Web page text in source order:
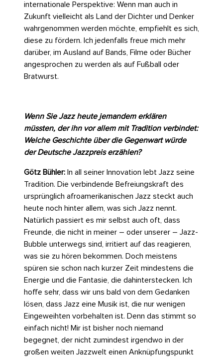
internationale Perspektive: Wenn man auch in
Zukunft vielleicht als Land der Dichter und Denker
wahrgenommen werden möchte, empfiehlt es sich,
diese zu fördern. Ich jedenfalls freue mich mehr
darüber, im Ausland auf Bands, Filme oder Bücher
angesprochen zu werden als auf Fußball oder
Bratwurst.
Wenn Sie Jazz heute jemandem erklären
müssten, der ihn vor allem mit Tradition verbindet:
Welche Geschichte über die Gegenwart würde
der Deutsche Jazzpreis erzählen?
Götz Bühler: In all seiner Innovation lebt Jazz seine
Tradition. Die verbindende Befreiungskraft des
ursprünglich afroamerikanischen Jazz steckt auch
heute noch hinter allem, was sich Jazz nennt.
Natürlich passiert es mir selbst auch oft, dass
Freunde, die nicht in meiner – oder unserer – Jazz-
Bubble unterwegs sind, irritiert auf das reagieren,
was sie zu hören bekommen. Doch meistens
spüren sie schon nach kurzer Zeit mindestens die
Energie und die Fantasie, die dahinterstecken. Ich
hoffe sehr, dass wir uns bald von dem Gedanken
lösen, dass Jazz eine Musik ist, die nur wenigen
Eingeweihten vorbehalten ist. Denn das stimmt so
einfach nicht! Mir ist bisher noch niemand
begegnet, der nicht zumindest irgendwo in der
großen weiten Jazzwelt einen Anknüpfungspunkt